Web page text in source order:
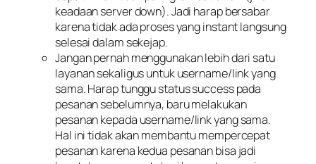
keadaan server down). Jadi harap bersabar
karena tidak ada proses yang instant langsung
selesai dalam sekejap.
Jangan pernah menggunakan lebih dari satu
layanan sekaligus untuk username/link yang
sama. Harap tunggu status success pada
pesanan sebelumnya, baru melakukan
pesanan kepada username/link yang sama.
Hal ini tidak akan membantu mempercepat
pesanan karena kedua pesanan bisa jadi